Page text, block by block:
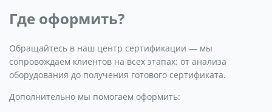
Где оформить?
Обращайтесь в наш центр сертификации — мы
сопровождаем клиентов на всех этапах: от анализа
оборудования до получения готового сертификата.
Дополнительно мы помогаем оформить: